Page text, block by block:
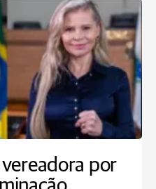
vereadora por